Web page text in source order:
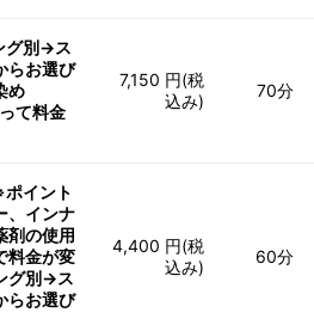
グ別→ス
らお選び
め
て料金
7,150 円(税
込み)
70分
ポイント
、インナ
剤の使用
料金が変
グ別→ス
らお選び
4,400 円(税
込み)
60分